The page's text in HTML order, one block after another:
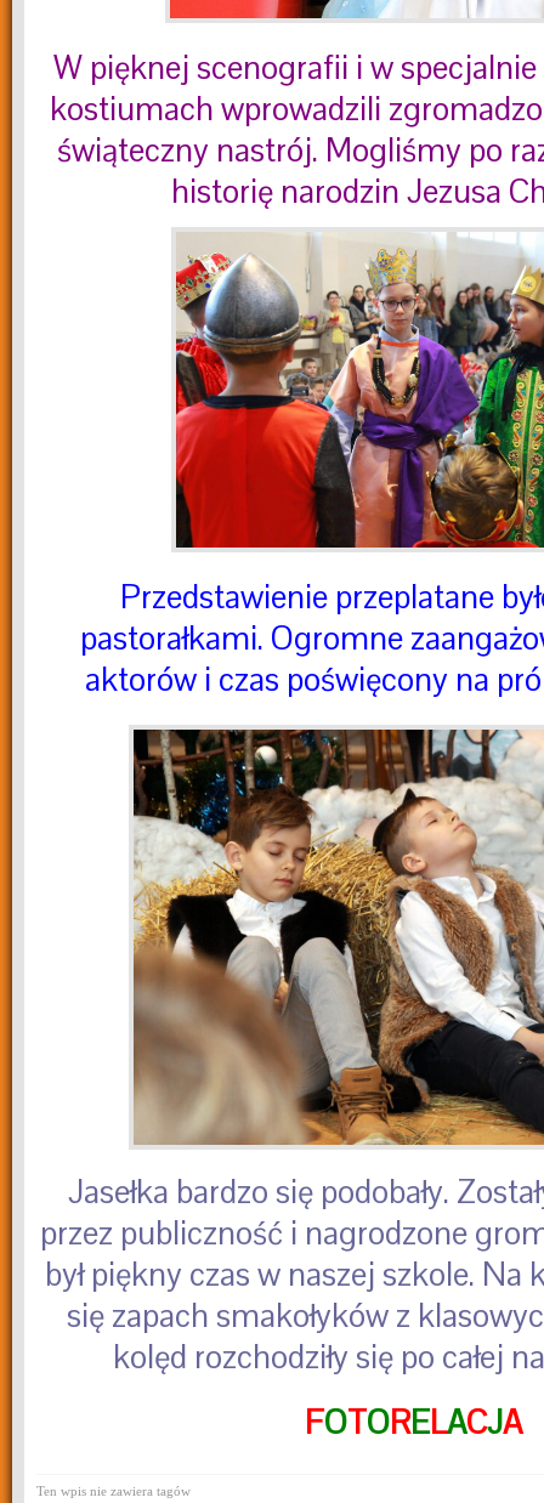
W pięknej scenografii i w
kostiumach wprowadzili
świąteczny nastrój. Mogliśmy po
historię narodzin Jezusa
Przedstawienie przeplatane
pastorałkami. Ogromne
aktorów i czas poświęcony na
Jasełka bardzo się podobały.
przez publiczność i nagrodzone
był piękny czas w naszej szkole. Na
się zapach smakołyków z
kolęd rozchodziły się po całej
FOTORELACJA
Ten wpis nie zawiera tagów